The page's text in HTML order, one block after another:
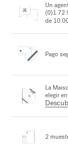
Un
(0)1 72
de
Pago
La
elegir
2